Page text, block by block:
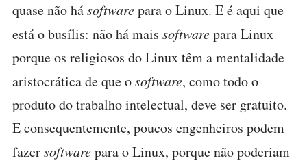
quase não hásoftwarepara o Linux. E é aqui que
está o busílis: não há mais softwarepara Linux
porque os religiosos do Linux têm a mentalidade
aristocrática de que osoftware, como todo o
produto do trabalho intelectual, deve ser gratuito.
E consequentemente, poucos engenheiros podem
fazersoftwarepara o Linux, porque não poderiam